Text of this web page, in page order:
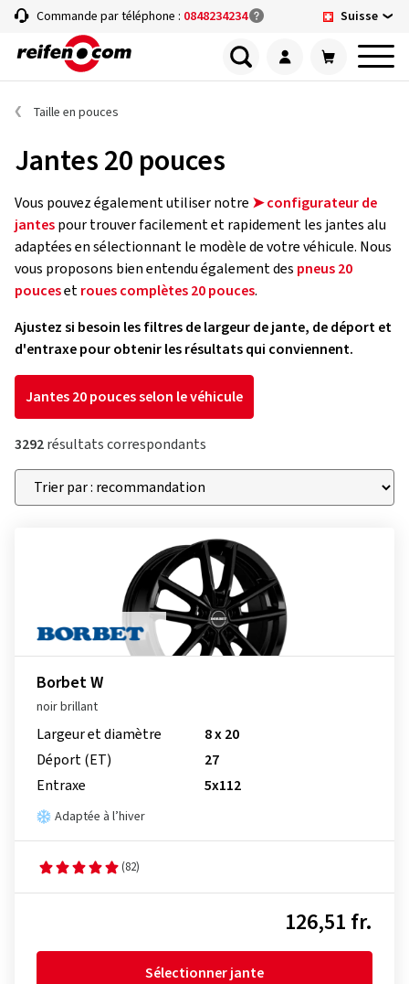
Commande par téléphone : 0848234234 Suisse
Taille en pouces
Jantes 20 pouces
Vous pouvez également utiliser notre ➤ configurateur de
jantespour trouver facilement et rapidement les jantes alu
adaptées en sélectionnant le modèle de votre véhicule. Nous
vous proposons bien entendu également des pneus 20
poucesetroues complètes 20 pouces.
Ajustez si besoin les filtres de largeur de jante, de déport et
d'entraxe pour obtenir les résultats qui conviennent.
Jantes 20 pouces selon le véhicule
3292résultats correspondants
Borbet W
noir brillant
Largeur et diamètre
8 x 20
Déport (ET)
27
Entraxe
5x112
Adaptée à l’hiver
(82)
126,51 fr.
Sélectionner jante